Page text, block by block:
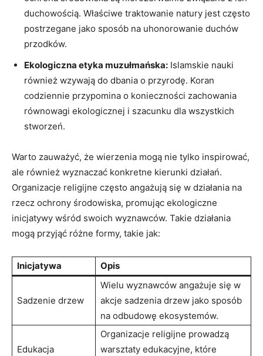
duchowością. Właściwe traktowanie natury jest często
⁢postrzegane jako sposób na uhonorowanie duchów
przodków.
Ekologiczna etyka⁤ muzułmańska: Islamskie nauki
również ⁤wzywają do dbania o ​przyrodę. Koran
codziennie ⁣przypomina o konieczności zachowania
równowagi ekologicznej i ⁤szacunku‌ dla⁣ wszystkich
stworzeń.
Warto zauważyć, że wierzenia mogą⁣ nie tylko inspirować,
ale również wyznaczać ⁣konkretne kierunki‌ działań.
Organizacje religijne często angażują się w działania⁢ na
rzecz ochrony środowiska, promując ekologiczne​
inicjatywy wśród ​swoich wyznawców. Takie działania
mogą ⁤przyjąć różne formy, takie jak:
Inicjatywa Opis
Sadzenie drzew
Wielu wyznawców angażuje się⁣ w
akcje sadzenia drzew jako sposób
na odbudowę ekosystemów.
Edukacja
Organizacje religijne prowadzą
warsztaty edukacyjne, które